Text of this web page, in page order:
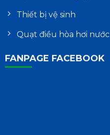
Thiết bị vệ sinh
Quạt điều hòa hơi nước
FANPAGE FACEBOOK